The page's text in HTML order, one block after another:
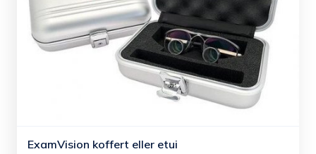
ExamVision koffert eller etui